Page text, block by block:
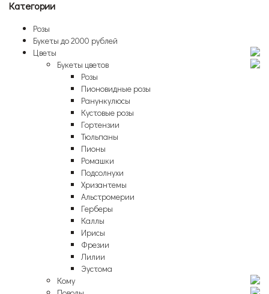
Категории
Розы
Букеты до 2000 рублей
Цветы
Букеты цветов
Розы
Пионовидные розы
Ранункулюсы
Кустовые розы
Гортензии
Тюльпаны
Пионы
Ромашки
Подсолнухи
Хризантемы
Альстромерии
Герберы
Каллы
Ирисы
Фрезии
Лилии
Эустома
Кому